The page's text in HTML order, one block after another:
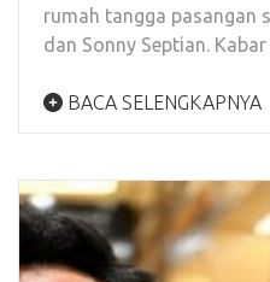
rumah tangga pasangan
dan Sonny Septian.
BACA SELENGKAPNYA